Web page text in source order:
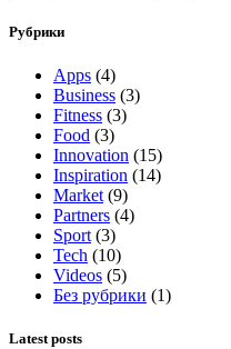
Рубрики
Apps (4)
Business (3)
Fitness (3)
Food (3)
Innovation (15)
Inspiration (14)
Market (9)
Partners (4)
Sport (3)
Tech (10)
Videos (5)
Без рубрики (1)
Latest posts